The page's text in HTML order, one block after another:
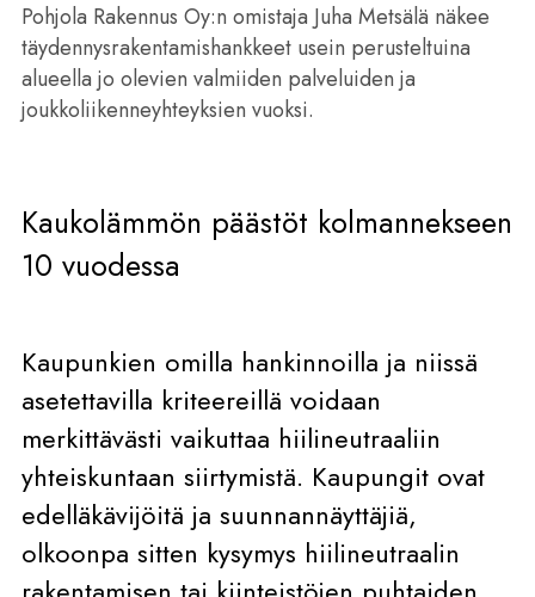
Pohjola Rakennus Oy:n omistaja Juha Metsälä näkee
täydennysrakentamishankkeet usein perusteltuina
alueella jo olevien valmiiden palveluiden ja
joukkoliikenneyhteyksien vuoksi.
Kaukolämmön päästöt kolmannekseen
10 vuodessa
Kaupunkien omilla hankinnoilla ja niissä
asetettavilla kriteereillä voidaan
merkittävästi vaikuttaa hiilineutraaliin
yhteiskuntaan siirtymistä. Kaupungit ovat
edelläkävijöitä ja suunnannäyttäjiä,
olkoonpa sitten kysymys hiilineutraalin